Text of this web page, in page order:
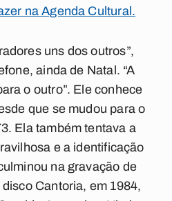
na Agenda Cultural.
uns dos outros”,
ainda de Natal. “A
o outro”. Ele conhece
que se mudou para o
Ela também tentava a
e a identificação
na gravação de
Cantoria, em 1984,